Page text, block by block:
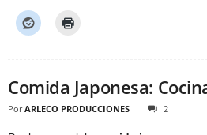
Comida Japonesa:
Por ARLECO PRODUCCIONES 2